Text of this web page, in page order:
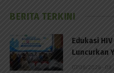
BERITA TERKINI
Edukasi
Luncurkan
07/08/2026 -